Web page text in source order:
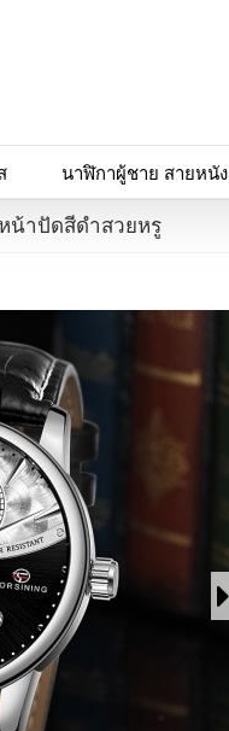
นาฬิกาผู้ชาย สายหนัง
น้าปัดสีดำสวยหรู